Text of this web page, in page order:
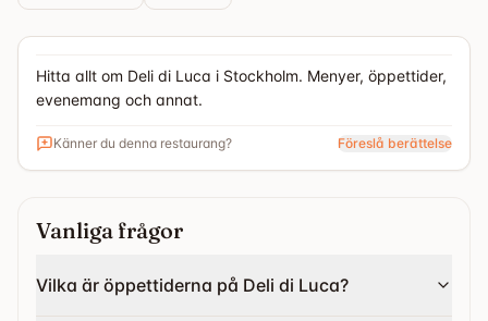
Hitta allt om Deli di Luca i Stockholm. Menyer, öppettider,
evenemang och annat.
Känner du denna restaurang? Föreslå berättelse
Vanliga frågor
Vilka är öppettiderna på Deli di Luca?